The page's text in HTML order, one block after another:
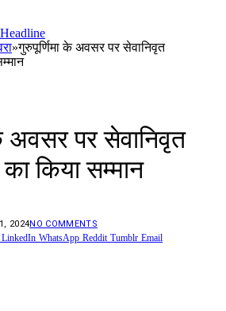
»गुरुपूर्णिमा के अवसर पर सेवानिवृत
अवसर पर सेवानिवृत
किया सम्मान
2024NO COMMENTS
LinkedIn WhatsApp Reddit Tumblr Email